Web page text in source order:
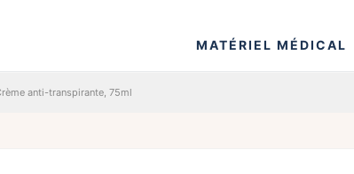
MATÉRIEL MÉDICAL
anti-transpirante, 75ml